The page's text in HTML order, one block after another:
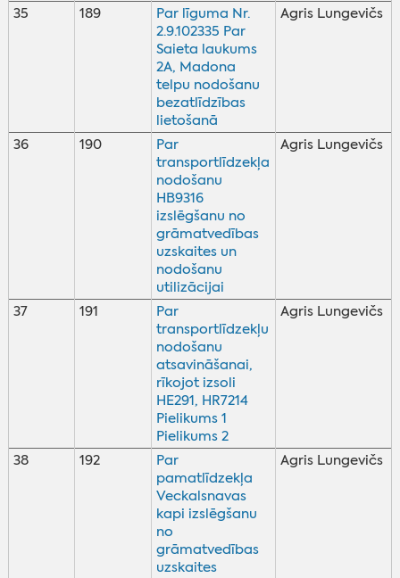
35 189
Par līguma Nr.
2.9.102335 Par
Saieta laukums
2A, Madona
telpu nodošanu
bezatlīdzības
lietošanā
Agris Lungevičs
36 190
Par
transportlīdzekļa
nodošanu
HB9316
izslēgšanu no
grāmatvedības
uzskaites un
nodošanu
utilizācijai
Agris Lungevičs
37 191
Par
transportlīdzekļu
nodošanu
atsavināšanai,
rīkojot izsoli
HE291, HR7214
Pielikums 1
Pielikums 2
Agris Lungevičs
38 192
Par
pamatlīdzekļa
Veckalsnavas
kapi izslēgšanu
no
grāmatvedības
uzskaites
Agris Lungevičs